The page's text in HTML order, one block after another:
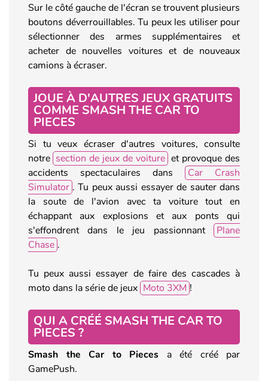
Sur le côté gauche de l'écran se trouvent plusieurs
boutons déverrouillables. Tu peux les utiliser pour
sélectionner des armes supplémentaires et
acheter de nouvelles voitures et de nouveaux
camions à écraser.
JOUE À D'AUTRES JEUX GRATUITS
COMME SMASH THE CAR TO
PIECES
Si tu veux écraser d'autres voitures, consulte
notre section de jeux de voiture et provoque des
accidents spectaculaires dans
Car Crash
Simulator . Tu peux aussi essayer de sauter dans
la soute de l'avion avec ta voiture tout en
échappant aux explosions et aux ponts qui
s'effondrent dans le jeu passionnant
Plane
Chase .
Tu peux aussi essayer de faire des cascades à
moto dans la série de jeux Moto 3XM !
QUI A CRÉÉ SMASH THE CAR TO
PIECES ?
Smash the Car to Pieces a été créé par
GamePush.